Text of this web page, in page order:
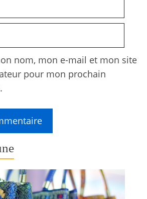
nom, mon e-mail et mon site
pour mon prochain